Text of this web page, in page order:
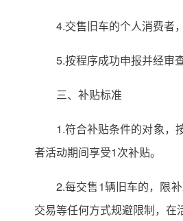
4.交售旧车的个人消费者
5.按程序成功申报并经审
三、补贴标准
1.符合补贴条件的对象，
者活动期间享受1次补贴。
2.每交售1辆旧车的，限
交易等任何方式规避限制，